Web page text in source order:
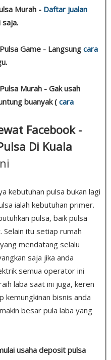
Murah - Daftar jualan
saja.
Game - Langsung cara
Murah - Gak usah
buanyak ( cara
Facebook -
Di Kuala
kebutuhan pulsa bukan lagi
ialah kebutuhan primer.
pulsa, baik pulsa
itu setiap rumah
mendatang selalu
saja jika anda
semua operator ini
laba saat ini juga, keren
kemungkinan bisnis anda
besar pula laba yang
usaha deposit pulsa